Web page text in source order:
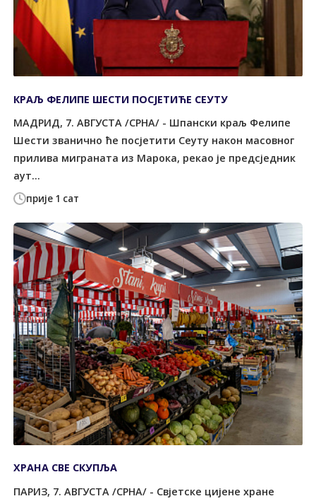
прије 1 сат
КРАЉ ФЕЛИПЕ ШЕСТИ ПОСЈЕТИЋЕ СЕУТУ
МАДРИД, 7. АВГУСТА /СРНА/ - Шпански краљ Фелипе
Шести званично ће посјетити Сеуту након масовног
прилива миграната из Марока, рекао је предсједник
аут...
ХРАНА СВЕ СКУПЉА
ПАРИЗ, 7. АВГУСТА /СРНА/ - Свјетске цијене хране